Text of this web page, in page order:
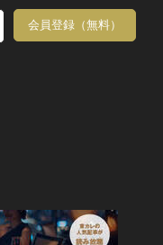
会員登録（無料）